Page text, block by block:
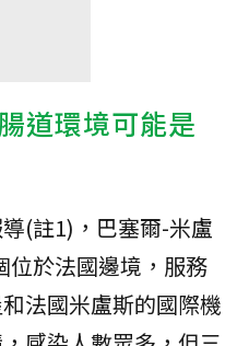
道環境可能是
(註1)，巴塞爾-米盧
位於法國邊境，服務
法國米盧斯的國際機